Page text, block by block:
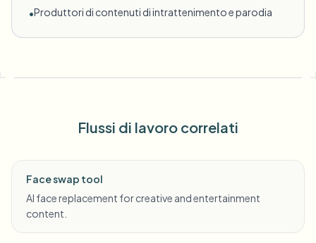
•Produttori di contenuti di intrattenimento e parodia
Flussi di lavoro correlati
Face swap tool
AI face replacement for creative and entertainment
content.